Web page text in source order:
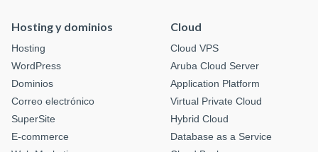
Hosting y dominios
Hosting
WordPress
Dominios
Correo electrónico
SuperSite
E-commerce
Cloud
Cloud VPS
Aruba Cloud Server
Application Platform
Virtual Private Cloud
Hybrid Cloud
Database as a Service